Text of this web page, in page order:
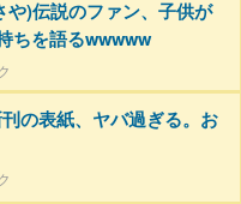
や)伝説のファン、子供が
ちを語るwwwww
の表紙、ヤバ過ぎる。お